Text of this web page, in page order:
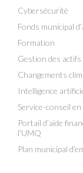
Cybersécurité
Fonds municipal
Formation
Gestion des actifs
Changements
Intelligence
Service-conseil
Portail d’aide
l’UMQ
Plan municipal